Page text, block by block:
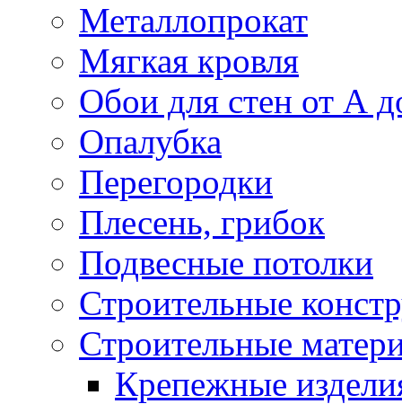
Металлопрокат
Мягкая кровля
Обои для стен от А
Опалубка
Перегородки
Плесень, грибок
Подвесные потолки
Строительные
Строительные
Крепежные